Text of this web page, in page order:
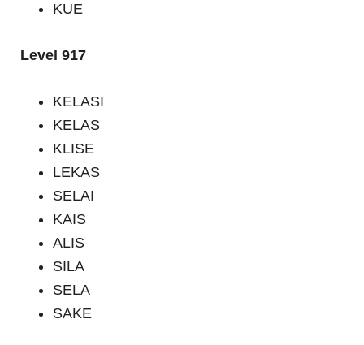
KUE
Level 917
KELASI
KELAS
KLISE
LEKAS
SELAI
KAIS
ALIS
SILA
SELA
SAKE